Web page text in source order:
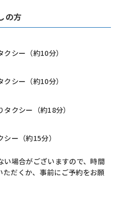
の方
シー（約10分）
シー（約10分）
クシー（約18分）
ー（約15分）
場合がございますので、時間
ただくか、事前にご予約をお願